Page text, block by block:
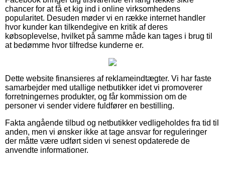
chancer for at få et kig ind i online virksomhedens
popularitet. Desuden møder vi en række internet handler
hvor kunder kan tilkendegive en kritik af deres
købsoplevelse, hvilket på samme måde kan tages i brug til
at bedømme hvor tilfredse kunderne er.
Dette website finansieres af reklameindtægter. Vi har faste
samarbejder med utallige netbutikker idet vi promoverer
forretningernes produkter, og får kommission om de
personer vi sender videre fuldfører en bestilling.
Fakta angående tilbud og netbutikker vedligeholdes fra tid til
anden, men vi ønsker ikke at tage ansvar for reguleringer
der måtte være udført siden vi senest opdaterede de
anvendte informationer.